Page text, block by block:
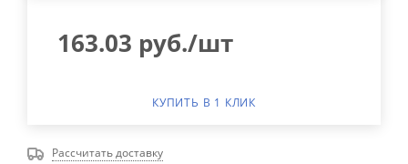
163.03 руб./шт
КУПИТЬ В 1 КЛИК
Рассчитать доставку